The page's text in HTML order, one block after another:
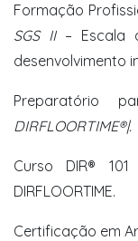
Formação
SGS II– Escala
desenvolvimento
Preparatório
DIRFLOORTIME®|.
Curso DIR®
DIRFLOORTIME.
Certificação em